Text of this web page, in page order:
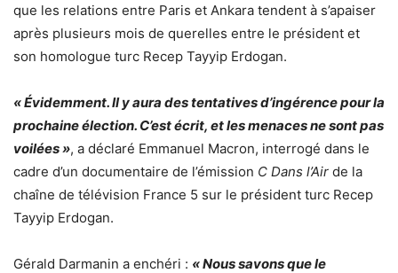
que les relations entre Paris et Ankara tendent à s’apaiser
après plusieurs mois de querelles entre le président et
son homologue turc Recep Tayyip Erdogan.
« Évidemment. Il y aura des tentatives d’ingérence pour la
prochaine élection. C’est écrit, et les menaces ne sont pas
voilées », a déclaré Emmanuel Macron, interrogé dans le
cadre d’un documentaire de l’émission C Dans l’Air de la
chaîne de télévision France 5 sur le président turc Recep
Tayyip Erdogan.
Gérald Darmanin a enchéri : « Nous savons que le